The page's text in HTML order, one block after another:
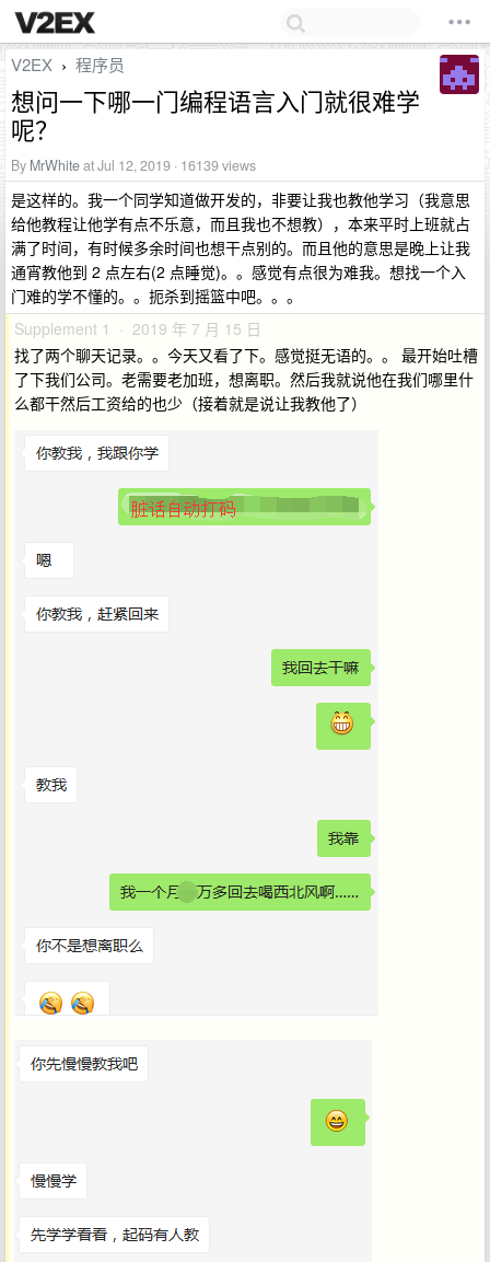
V2EX › 程序员
想问一下哪一门编程语言入门就很难学
呢？
By MrWhiteat Jul 12, 2019 · 16139 views
是这样的。我一个同学知道做开发的，非要让我也教他学习（我意思
给他教程让他学有点不乐意，而且我也不想教），本来平时上班就占
满了时间，有时候多余时间也想干点别的。而且他的意思是晚上让我
通宵教他到 2 点左右(2 点睡觉)。。感觉有点很为难我。想找一个入
门难的学不懂的。。扼杀到摇篮中吧。。。
Supplement 1 · 2019 年 7 月 15 日
找了两个聊天记录。。今天又看了下。感觉挺无语的。。 最开始吐槽
了下我们公司。老需要老加班，想离职。然后我就说他在我们哪里什
么都干然后工资给的也少（接着就是说让我教他了）